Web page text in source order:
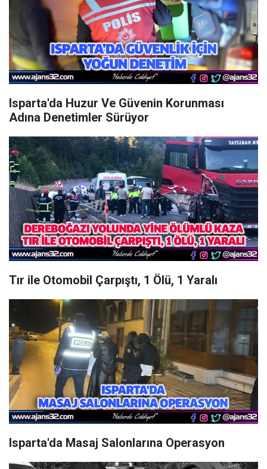
Isparta'da Huzur Ve Güvenin Korunması
Adına Denetimler Sürüyor
Tır ile Otomobil Çarpıştı, 1 Ölü, 1 Yaralı
Isparta'da Masaj Salonlarına Operasyon